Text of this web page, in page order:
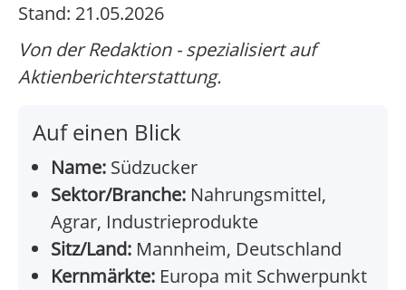
Stand: 21.05.2026
Von der Redaktion - spezialisiert auf
Aktienberichterstattung.
Auf einen Blick
Name: Südzucker
Sektor/Branche: Nahrungsmittel,
Agrar, Industrieprodukte
Sitz/Land: Mannheim, Deutschland
Kernmärkte: Europa mit Schwerpunkt